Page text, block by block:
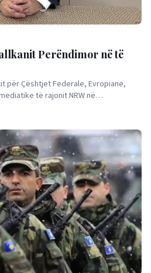
Perëndimor në të
për Çështjet Federale, Evropiane,
të rajonit NRW në…